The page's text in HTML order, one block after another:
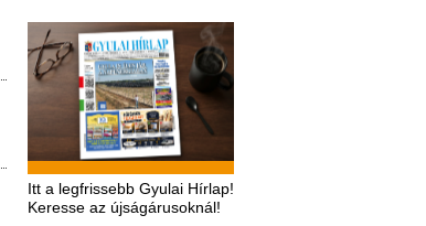
Itt a legfrissebb Gyulai Hírlap!
Keresse az újságárusoknál!